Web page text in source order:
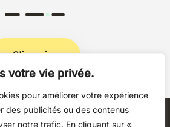
votre vie privée.
pour améliorer votre expérience
des publicités ou des contenus
notre trafic. En cliquant sur «
S'inscrire
Politique de confidentialité